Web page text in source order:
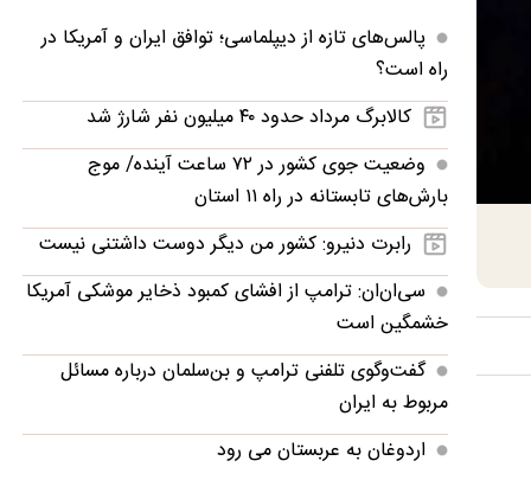
پالس‌های تازه از دیپلماسی؛ توافق ایران و آمریکا در
راه است؟
کالابرگ مرداد حدود ۴۰‌ میلیون نفر شارژ شد
وضعیت جوی کشور در ۷۲ ساعت آینده/ موج
بارش‌های تابستانه در راه ۱۱ استان
رابرت دنیرو: کشور من دیگر دوست داشتنی نیست
سی‌ان‌ان: ترامپ از افشای کمبود ذخایر موشکی آمریکا
خشمگین است
گفت‌وگوی تلفنی ترامپ و بن‌سلمان درباره مسائل
مربوط به ایران
اردوغان به عربستان می رود